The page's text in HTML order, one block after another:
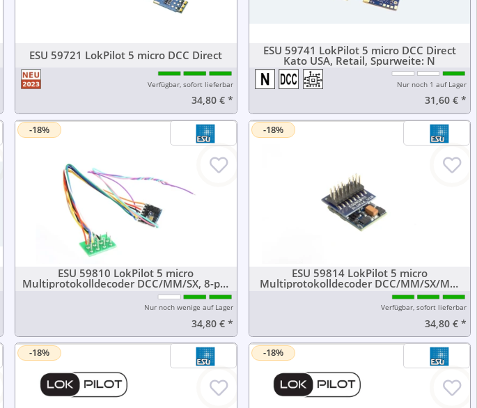
ESU 59721 LokPilot 5 micro DCC Direct
Verfügbar, sofort lieferbar
34,80 € *
ESU 59741 LokPilot 5 micro DCC Direct
Kato USA, Retail, Spurweite: N
Nur noch 1 auf Lager
31,60 €*
-18%
ESU 59810 LokPilot 5 micro
Multiprotokolldecoder DCC/MM/SX, 8-pin
Stecker NEM652
Nur noch wenige auf Lager
34,80 € *
-18%
ESU 59814 LokPilot 5 micro
Multiprotokolldecoder DCC/MM/SX/M4,
Verfügbar, sofort lieferbar
34,80 €*
-18% -18%